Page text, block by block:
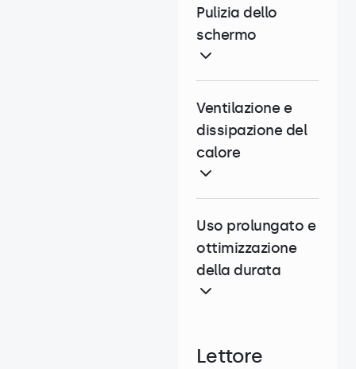
Pulizia dello
schermo
Ventilazione e
dissipazione del
calore
Uso prolungato e
ottimizzazione
della durata
Lettore